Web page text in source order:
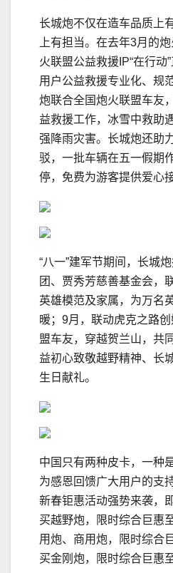
长城炮不仅在造车品质上
上有担当。在去年3月的
火联盟公益救援IP“在行动
用户公益救援专业化、规
炮联合全国炮火联盟车友
益救援工作，冰雪中救助
强降雨灾害。长城炮还助
驳，一批车辆在五一假期
停，免费为游客提供爱心
“八一”建军节期间，长城
团、贾秀芳慈善基金会，
英雄模范及家属，为万名
暖；9月，联动虎克之路
盟车友，穿越贺兰山，共
益初心致敬越野精神、长
生日献礼。
中国只有两种皮卡，一种
为感恩回馈广大用户的支
新春钜惠活动强势来袭，
买越野炮，限时综合巨惠
用炮、商用炮，限时综合
买金刚炮，限时综合巨惠